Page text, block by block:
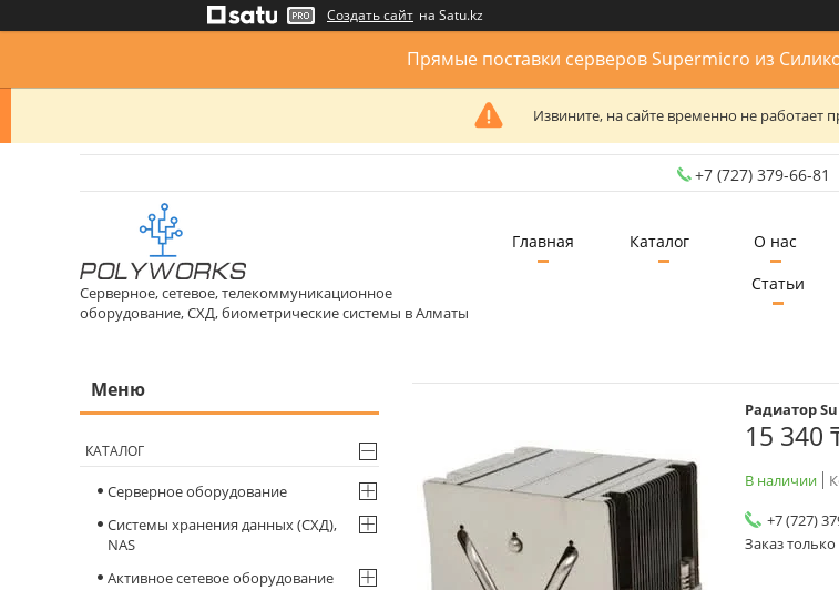
Создать сайт на Satu.kz
Прямые поставки серверов Supermicro из
Извините, на сайте временно не работает
+7 (727) 379-66-81
Серверное, сетевое, телекоммуникационное
оборудование, СХД, биометрические системы в Алматы
Главная Каталог О нас
Статьи
Радиатор
15 340
В наличии
+7 (727)
Заказ
КАТАЛОГ
Серверное оборудование
Системы хранения данных (СХД),
NAS
Активное сетевое оборудование